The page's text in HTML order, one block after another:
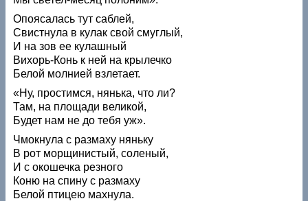
Опоясалась тут саблей,
Свистнула в кулак свой смуглый,
И на зов ее кулашный
Вихорь-Конь к ней на крылечко
Белой молнией взлетает.
«Ну, простимся, нянька, что ли?
Там, на площади великой,
Будет нам не до тебя уж».
Чмокнула с размаху няньку
В рот морщинистый, соленый,
И с окошечка резного
Коню на спину с размаху
Белой птицею махнула.